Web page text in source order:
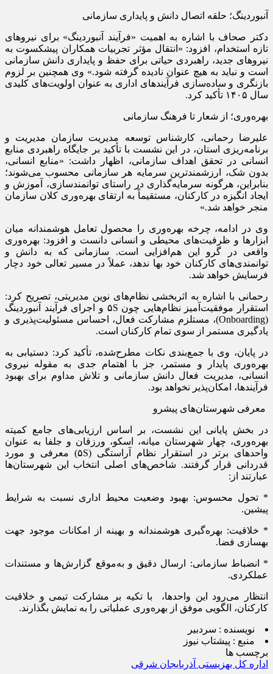
آنبوردینگ؛ حلقه اتصال دانش و پایداری سازمانی
دکتر صحاف با اشاره به اهمیت «فرآیند آنبوردینگ» برای نیروهای
تازه استخدام، افزود: «انتقال مؤثر تجربیات همکاران پیشکسوت به
نیروهای جدید، راهبردی حیاتی برای حفظ و پایداری دانش سازمانی
است و نباید به هیچ عنوان نادیده گرفته شود.» وی همچنین بر لزوم
بازنگری و ساده‌سازی فرآیندهای اداری به عنوان اولویت‌های کلیدی
سال ۱۴۰۵ تأکید کرد.
بهره‌وری؛ از شعار تا فرهنگ سازمانی
علیرضا رحمانی، کارشناس توسعه مدیریت سازمان مدیریت و
برنامه‌ریزی استان، در این نشست با تأکید بر جایگاه راهبردی منابع
انسانی در تحقق اهداف سازمانی، اظهار داشت: «منابع انسانی،
بدون شک، ارزشمندترین سرمایه هر سازمانی محسوب می‌شوند؛
بنابراین، هرگونه سرمایه‌گذاری در راستای توانمندسازی، آموزش و
ایجاد انگیزه در کارکنان، مستقیماً به ارتقای بهره‌وری کلان سازمان
منجر خواهد شد.»
وی در ادامه، چرخه بهره‌وری را محصول تعامل هوشمندانه میان
ابزارها و ظرفیت‌های محیطی و انسانی دانست و افزود: بهره‌وری
واقعی در گرو این هم‌افزایی است. سازمانی که به دانش و
توانمندی‌های کارکنان خود بها ندهد، عملاً در مسیر تعالی خود دچار
فرسایش خواهد شد.
رحمانی با اشاره به اثربخشی نظام‌های نوین مدیریتی، تصریح کرد:
استقرار موفقیت‌آمیز نظام‌هایی چون ۵S و اجرای فرآیند آنبوردینگ
(Onboarding)، مستلزم مشارکت فعال، احساس مسئولیت‌پذیری و
یادگیری مستمر از سوی تمام کارکنان است.
در پایان، وی با جمع‌بندی نکات مطرح‌شده، تأکید کرد: دستیابی به
بهره‌وری پایدار و مستمر، جز با اهتمام جدی به مقوله نیروی
انسانی، مدیریت فعال دانش سازمانی و تلاش مداوم برای بهبود
فرآیندها، امکان‌پذیر نخواهد بود.
معرفی شهرستان‌های پیشرو
در بخش پایانی این نشست، بر اساس ارزیابی‌های جامع کمیته
بهره‌وری، چهار شهرستان میانه، اسکو، ورزقان و جلفا به عنوان
واحدهای برتر در استقرار نظام آراستگی (۵S) معرفی و مورد
قدردانی قرار گرفتند. شاخص‌های اصلی انتخاب این شهرستان‌ها
عبارتند از:
* تحول محسوس: بهبود وضعیت محیط اداری نسبت به شرایط
پیشین.
* خلاقیت: بهره‌گیری هوشمندانه و بهینه از امکانات موجود جهت
بهسازی فضا.
* انضباط سازمانی: ارسال دقیق و به‌موقع گزارش‌ها و مستندات
عملکردی.
انتظار می‌رود این واحدها، با تکیه بر مشارکت تیمی و خلاقیت
کارکنان، الگویی موفق از بهره‌وری عملیاتی را به نمایش بگذارند.
نویسنده : سردبیر
منبع : پیشتاب نیوز
برچسب ها
اداره کل بهزیستی آذربایجان شرقی